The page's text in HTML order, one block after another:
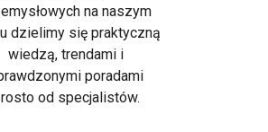
na naszym
dzielimy się praktyczną
wiedzą, trendami i
poradami
od specjalistów.